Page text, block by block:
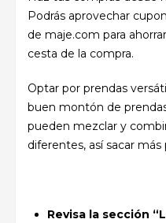
Podrás aprovechar
de maje.com para
cesta de la compra.
Optar por prendas
buen montón de
pueden mezclar y
diferentes, así sacar
Revisa la sección